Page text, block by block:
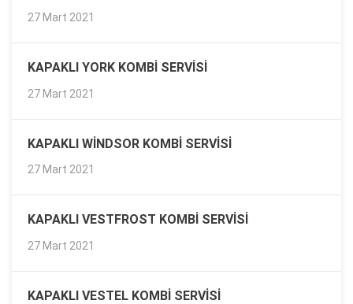
27 Mart 2021
KAPAKLI YORK KOMBI SERVISI
27 Mart 2021
KAPAKLI WINDSOR KOMBI SERVISI
27 Mart 2021
KAPAKLI VESTFROST KOMBI SERVISI
27 Mart 2021
KAPAKLI VESTEL KOMBI SERVISI